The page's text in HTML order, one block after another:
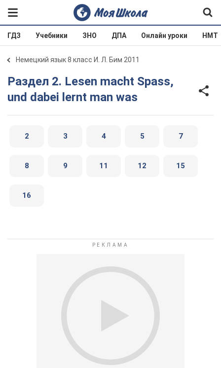
ГДЗ Учебники ЗНО ДПА Онлайн уроки НМТ
Немецкий язык 8 класс И. Л. Бим 2011
Раздел 2. Lesen macht Spass,
und dabei lernt man was
2 3 4 5 7
8 9 11 12 15
16